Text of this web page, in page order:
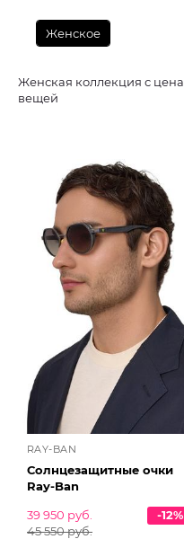
Женское
Женская коллекция с ценами: каталог самых интересных
вещей
RAY-BAN
Солнцезащитные очки
Ray-Ban
39 950 руб.
45 550 руб.
-12%